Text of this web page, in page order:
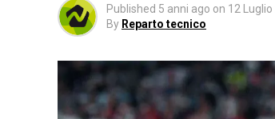
Published 5 anni ago on 12 Luglio
By Reparto tecnico